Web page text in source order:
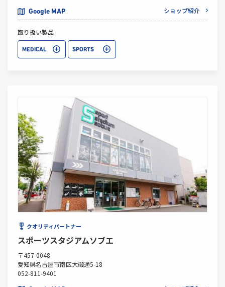
Google MAP ショップ紹介
取り扱い製品
MEDICAL SPORTS
クオリティパートナー
スポーツスタジアムソブエ
〒457-0048
愛知県名古屋市南区大磯通5-18
052-811-9401